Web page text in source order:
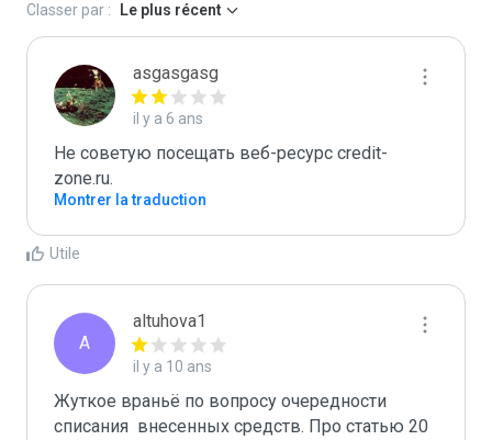
Classer par : Le plus récent
asgasgasg
il y a 6 ans
Не советую посещать веб-ресурс credit-
zone.ru.
Montrer la traduction
Utile
A
altuhova1
il y a 10 ans
Жуткое враньё по вопросу очередности
списания  внесенных средств. Про статью 20